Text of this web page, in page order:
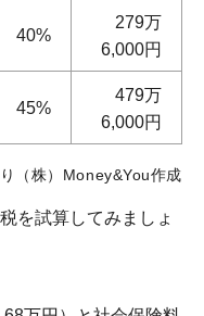
40%
279万
6,000円
45%
479万
6,000円
（株）Money&You作成
を試算してみましょ